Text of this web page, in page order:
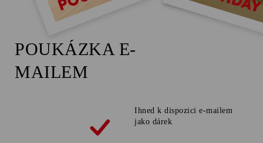
POUKÁZKA E-
MAILEM
Ihned k dispozici e-mailem
jako dárek